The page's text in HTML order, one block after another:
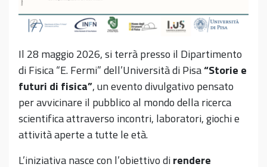
Il 28 maggio 2026, si terrà presso il Dipartimento
di Fisica “E. Fermi” dell’Università di Pisa“Storie e
futuri di fisica”, un evento divulgativo pensato
per avvicinare il pubblico al mondo della ricerca
scientifica attraverso incontri, laboratori, giochi e
attività aperte a tutte le età.
L’iniziativa nasce con l’obiettivo direndere